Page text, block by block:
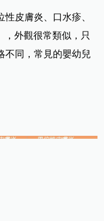
皮膚炎、口水疹、
，外觀很常類似，只
不同，常見的嬰幼兒